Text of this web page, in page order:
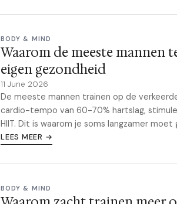
BODY & MIND
Waarom de meeste mannen
eigen gezondheid
11 June 2026
De meeste mannen trainen op de
cardio-tempo van 60-70% hartslag,
HIIT. Dit is waarom je soms langzamer moet
LEES MEER →
BODY & MIND